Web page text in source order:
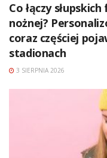
Co łączy
nożnej?
coraz częściej
stadionach
3 SIERPNIA 2026